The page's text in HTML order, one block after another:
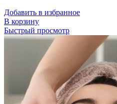
Добавить в избранное
В корзину
Быстрый просмотр